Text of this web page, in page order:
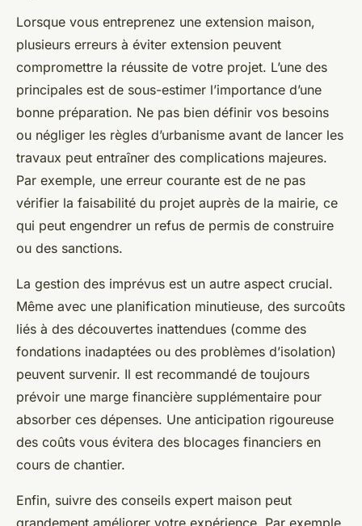
Lorsque vous entreprenez une extension maison,
plusieurs erreurs à éviter extension peuvent
compromettre la réussite de votre projet. L’une des
principales est de sous-estimer l’importance d’une
bonne préparation. Ne pas bien définir vos besoins
ou négliger les règles d’urbanisme avant de lancer les
travaux peut entraîner des complications majeures.
Par exemple, une erreur courante est de ne pas
vérifier la faisabilité du projet auprès de la mairie, ce
qui peut engendrer un refus de permis de construire
ou des sanctions.
La gestion des imprévus est un autre aspect crucial.
Même avec une planification minutieuse, des surcoûts
liés à des découvertes inattendues (comme des
fondations inadaptées ou des problèmes d’isolation)
peuvent survenir. Il est recommandé de toujours
prévoir une marge financière supplémentaire pour
absorber ces dépenses. Une anticipation rigoureuse
des coûts vous évitera des blocages financiers en
cours de chantier.
Enfin, suivre des conseils expert maison peut